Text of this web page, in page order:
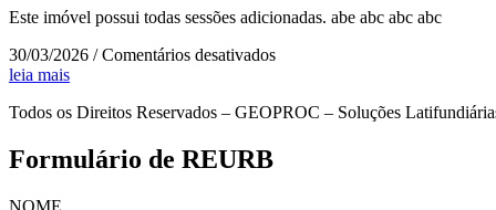
Este imóvel possui todas sessões adicionadas. abe abc abc abc
30/03/2026 / Comentários desativadosem
leia mais
Todos os Direitos Reservados – GEOPROC – Soluções
Formulário de REURB
NOME